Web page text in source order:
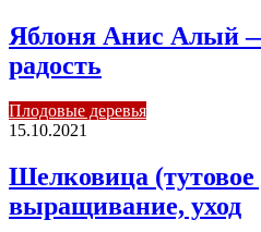
Яблоня Анис Алый
радость
Плодовые деревья
15.10.2021
Шелковица (тутовое
выращивание, уход